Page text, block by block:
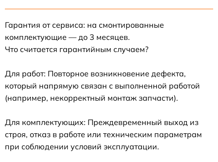
Гарантия от сервиса: на смонтированные
комплектующие — до 3 месяцев.
Что считается гарантийным случаем?
Для работ: Повторное возникновение дефекта,
который напрямую связан с выполненной работой
(например, некорректный монтаж запчасти).
Для комплектующих: Преждевременный выход из
строя, отказ в работе или техническим параметрам
при соблюдении условий эксплуатации.